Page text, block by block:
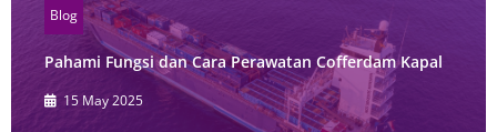
Blog
Pahami Fungsi dan Cara Perawatan Cofferdam Kapal
15 May 2025